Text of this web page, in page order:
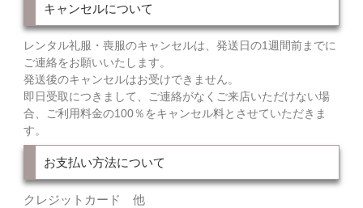
キャンセルについて
レンタル礼服・喪服のキャンセルは、発送日の1週間前までに
ご連絡をお願いいたします。
発送後のキャンセルはお受けできません。
即日受取につきまして、ご連絡がなくご来店いただけない場
合、ご利用料金の100％をキャンセル料とさせていただきま
す。
お支払い方法について
クレジットカード 他